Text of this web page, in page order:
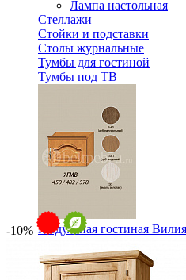
Лампа настольная
Стеллажи
Стойки и подставки
Столы журнальные
Тумбы для гостиной
Тумбы под ТВ
Модульная гостиная
-10%